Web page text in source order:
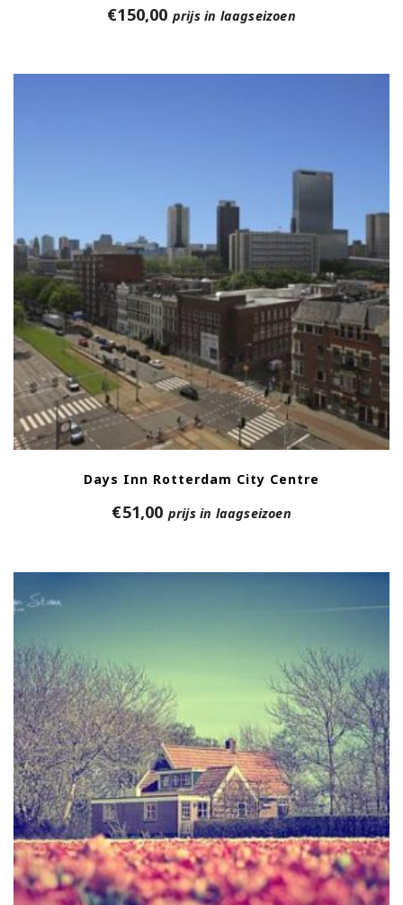
€150,00 prijs in laagseizoen
Days Inn Rotterdam City Centre
€51,00 prijs in laagseizoen